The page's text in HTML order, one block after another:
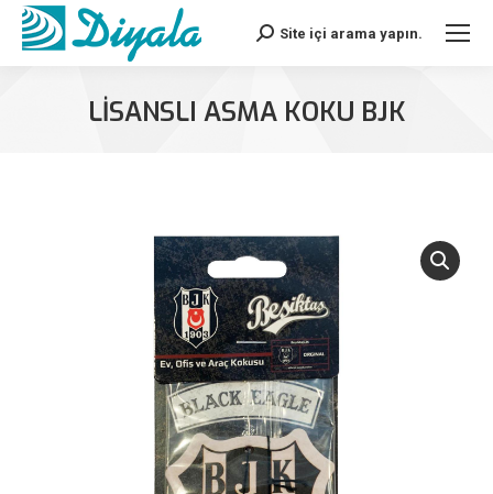
Search:Site içi arama yapın.
LİSANSLI ASMA KOKU BJK